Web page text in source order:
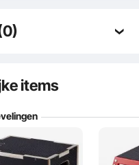
aan trainingsvereisten.
vraag
items